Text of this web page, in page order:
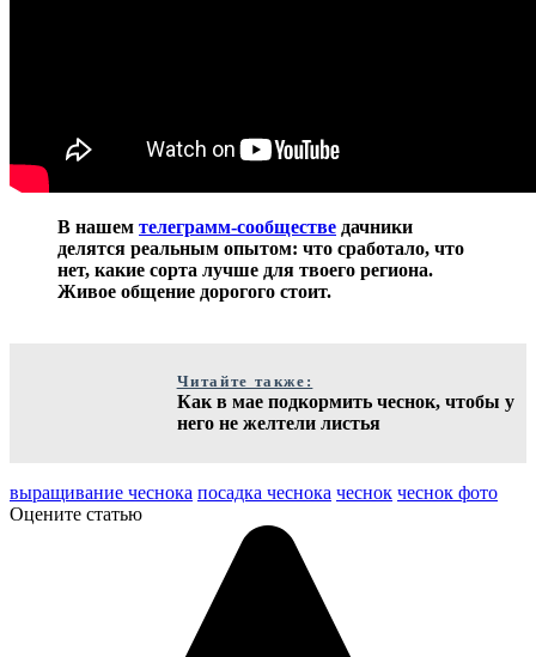
В нашем телеграмм-сообществе дачники
делятся реальным опытом: что сработало, что
нет, какие сорта лучше для твоего региона.
Живое общение дорогого стоит.
Читайте также:
Как в мае подкормить чеснок, чтобы у
него не желтели листья
выращивание чеснока посадка чеснока чеснок чеснок фото
Оцените статью